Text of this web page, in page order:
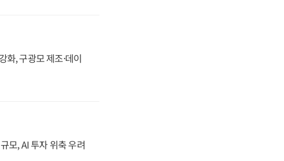
화, 구광모 제조·데이
모, AI 투자 위축 우려